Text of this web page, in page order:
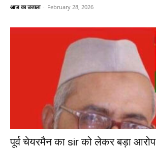
आज का उजाला - February 28, 2026
पूर्व चेयरमैन का sir को लेकर बड़ा आरोप